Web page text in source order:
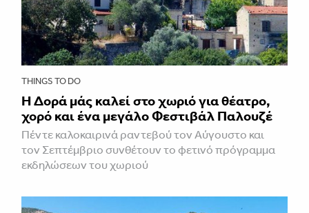
THINGS TO DO
Η Δορά μάς καλεί στο χωριό για θέατρο,
χορό και ένα μεγάλο Φεστιβάλ Παλουζέ
Πέντε καλοκαιρινά ραντεβού τον Αύγουστο και
τον Σεπτέμβριο συνθέτουν το φετινό πρόγραμμα
εκδηλώσεων του χωριού